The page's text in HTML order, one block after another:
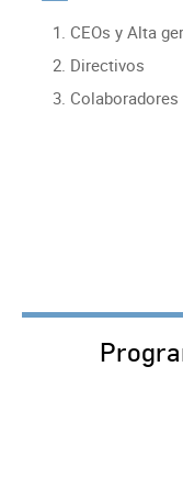
CEOs y Alta
Directivos
Colaboradores